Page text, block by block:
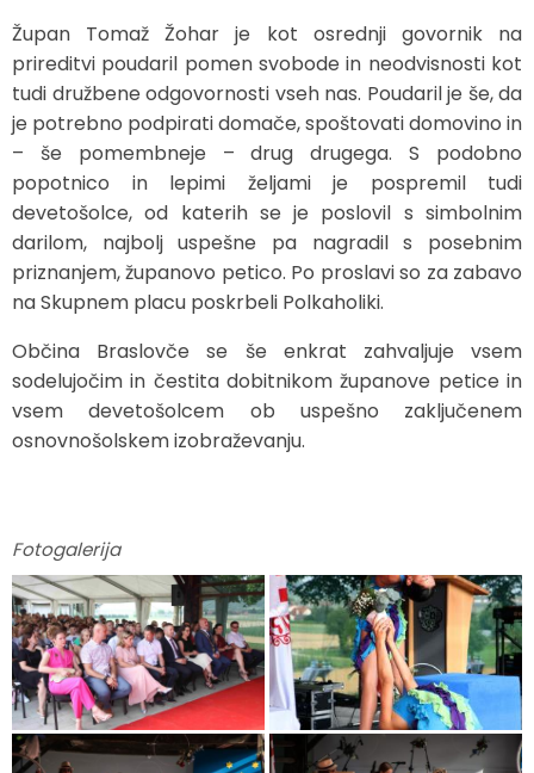
Župan Tomaž Žohar je kot osrednji govornik na
prireditvi poudaril pomen svobode in neodvisnosti kot
tudi družbene odgovornosti vseh nas. Poudaril je še, da
je potrebno podpirati domače, spoštovati domovino in
– še pomembneje – drug drugega. S podobno
popotnico in lepimi željami je pospremil tudi
devetošolce, od katerih se je poslovil s simbolnim
darilom, najbolj uspešne pa nagradil s posebnim
priznanjem, županovo petico. Po proslavi so za zabavo
na Skupnem placu poskrbeli Polkaholiki.
Občina Braslovče se še enkrat zahvaljuje vsem
sodelujočim in čestita dobitnikom županove petice in
vsem devetošolcem ob uspešno zaključenem
osnovnošolskem izobraževanju.
Fotogalerija